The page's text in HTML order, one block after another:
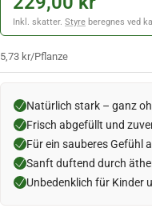
Inkl. skatter. Styre beregnes ved
5,73 kr/Pflanze
Natürlich stark – ganz
Frisch abgefüllt und
Für ein sauberes Gefühl
Sanft duftend durch
Unbedenklich für Kinder